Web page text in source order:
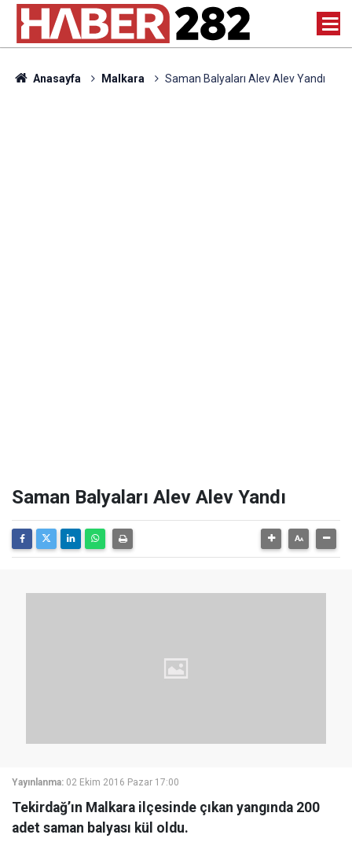
Anasayfa Malkara Saman Balyaları Alev Alev Yandı
Saman Balyaları Alev Alev Yandı
Yayınlanma: 02 Ekim 2016 Pazar 17:00
Tekirdağ’ın Malkara ilçesinde çıkan yangında 200
adet saman balyası kül oldu.